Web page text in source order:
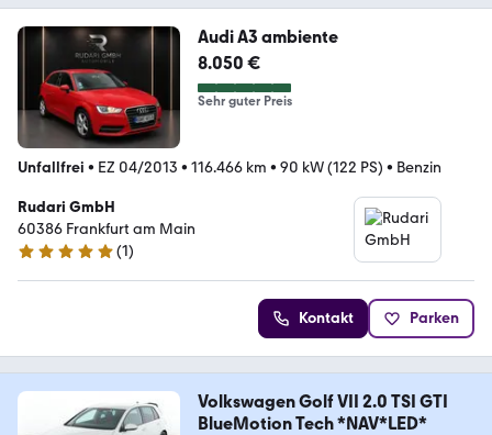
Audi A3 ambiente
8.050 €
Sehr guter Preis
Unfallfrei • EZ 04/2013 • 116.466 km • 90 kW (122 PS) • Benzin
Rudari GmbH
60386 Frankfurt am Main
5 Sterne
(1)
Kontakt Parken
Volkswagen Golf VII 2.0 TSI GTI
BlueMotion Tech *NAV*LED*